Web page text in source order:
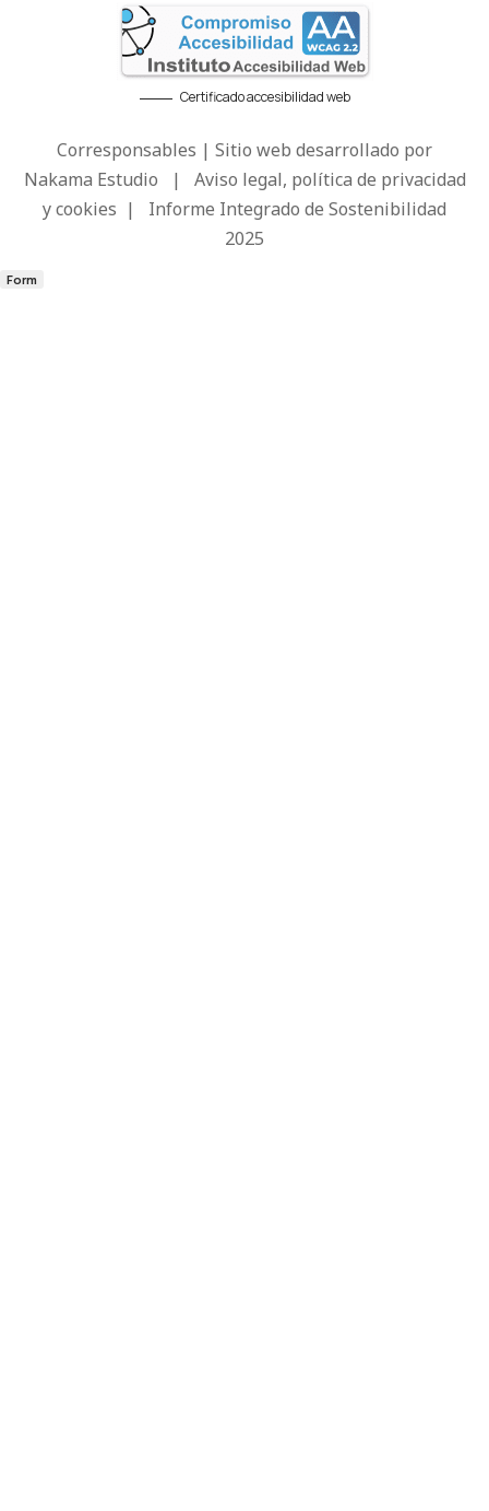
Certificado accesibilidad web
Corresponsables | Sitio web desarrollado por
Nakama Estudio | Aviso legal, política de privacidad
y cookies | Informe Integrado de Sostenibilidad
2025
Form